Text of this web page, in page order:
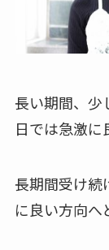
長い期間、少
日では急激に
長期間受け続
に良い方向へ